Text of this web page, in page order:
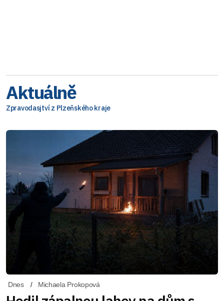
Aktuálně
Zpravodasjtví z Plzeňského kraje
Dnes Michaela Prokopová